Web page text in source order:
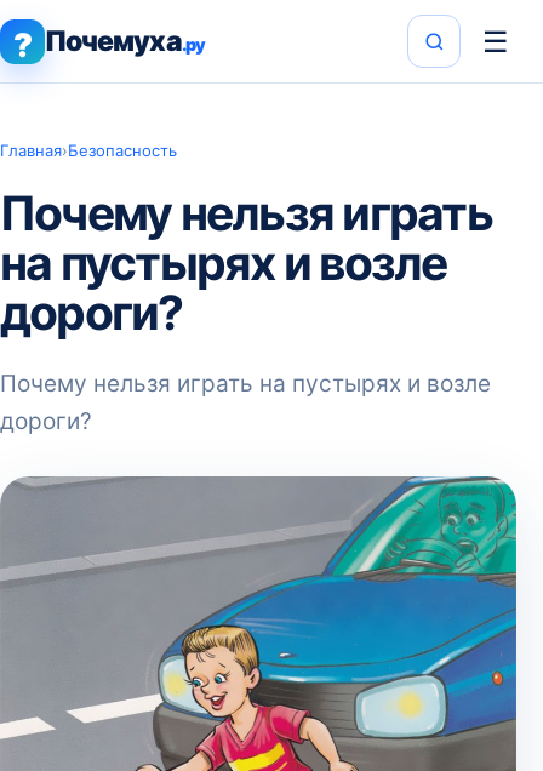
? Почемуха.ру ☰
Главная›Безопасность
Почему нельзя играть
на пустырях и возле
дороги?
Почему нельзя играть на пустырях и возле
дороги?